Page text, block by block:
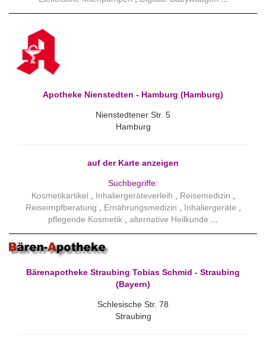
Apotheke Nienstedten - Hamburg (Hamburg)
Nienstedtener Str. 5
Hamburg
auf der Karte anzeigen
Suchbegriffe:
Kosmetikartikel
Inhaliergeräteverleih
Reisemedizin
Reiseimpfberatung
Ernährungsmedizin
Inhaliergeräte
pflegende Kosmetik
alternative Heilkunde
Bärenapotheke Straubing Tobias Schmid - Straubing
(Bayern)
Schlesische Str. 78
Straubing